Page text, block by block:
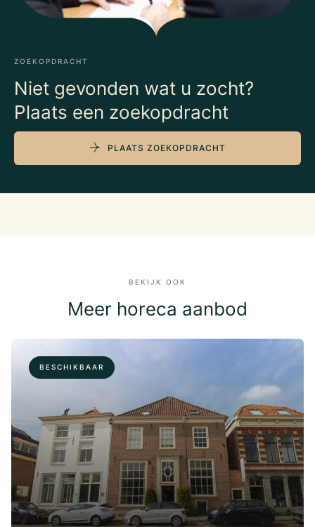
ZOEKOPDRACHT
Niet gevonden wat u zocht?
Plaats een zoekopdracht
PLAATS ZOEKOPDRACHT
BEKIJK OOK
Meer horeca aanbod
BESCHIKBAAR